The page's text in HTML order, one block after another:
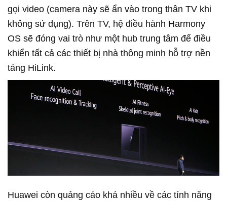
gọi video (camera này sẽ ẩn vào trong thân TV khi
không sử dụng). Trên TV, hệ điều hành Harmony
OS sẽ đóng vai trò như một hub trung tâm để điều
khiển tất cả các thiết bị nhà thông minh hỗ trợ nền
tảng HiLink.
Huawei còn quảng cáo khá nhiều về các tính năng